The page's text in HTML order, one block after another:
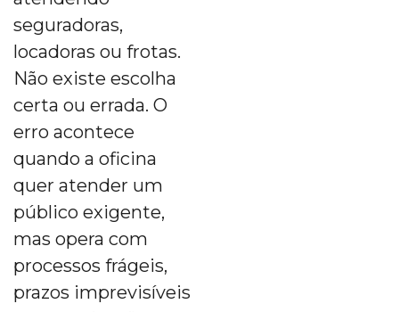
seguradoras,
locadoras ou frotas.
Não existe escolha
certa ou errada. O
erro acontece
quando a oficina
quer atender um
público exigente,
mas opera com
processos frágeis,
prazos imprevisíveis